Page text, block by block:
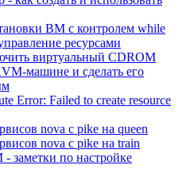
ВМ с контролем while
ресурсами
виртуальный CDROM
машине и сделать его
Error: Failed to create resource
nova с pike на queen
nova с pike на train
заметки по настройке